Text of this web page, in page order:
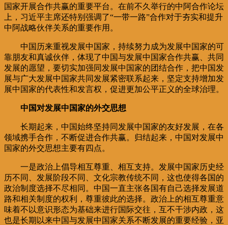
国家开展合作共赢的重要平台。在前不久举行的中阿合作论坛
上，习近平主席还特别强调了“一带一路”合作对于夯实和提升
中阿战略伙伴关系的重要作用。
中国历来重视发展中国家，持续努力成为发展中国家的可
靠朋友和真诚伙伴，体现了中国与发展中国家合作共赢、共同
发展的愿望，要切实加强同发展中国家的团结合作，把中国发
展与广大发展中国家共同发展紧密联系起来，坚定支持增加发
展中国家的代表性和发言权，促进更加公平正义的全球治理。
中国对发展中国家的外交思想
长期起来，中国始终坚持同发展中国家的友好发展，在各
领域携手合作，不断促进合作共赢。归结起来，中国对发展中
国家的外交思想主要有四点。
一是政治上倡导相互尊重、相互支持。发展中国家历史经
历不同、发展阶段不同、文化宗教传统不同，这也使得各国的
政治制度选择不尽相同。中国一直主张各国有自己选择发展道
路和相关制度的权利，尊重彼此的选择。政治上的相互尊重意
味着不以意识形态为基础来进行国际交往，互不干涉内政，这
也是长期以来中国与发展中国家关系不断发展的重要经验，亚